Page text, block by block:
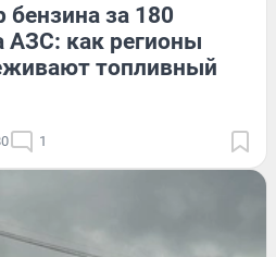
бензина за 180
АЗС: как регионы
топливный
1